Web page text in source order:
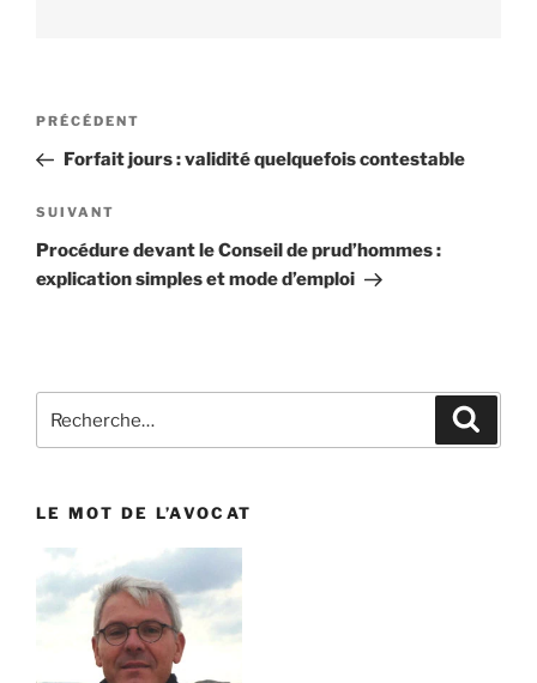
Navigation
Article
précédent
PRÉCÉDENT
Forfait jours : validité quelquefois contestable
Article
suivant
SUIVANT
Procédure devant le Conseil de prud’hommes :
explication simples et mode d’emploi
LE MOT DE L’AVOCAT